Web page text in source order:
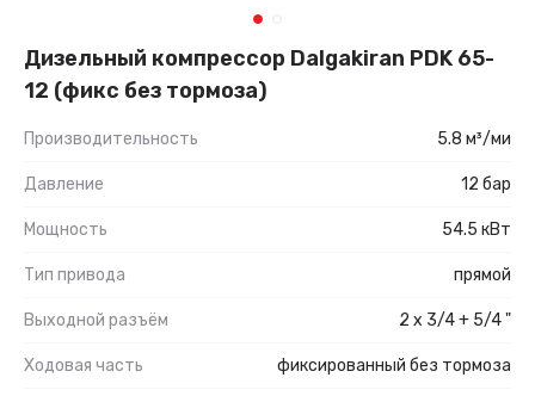
Дизельный компрессор Dalgakiran PDK 65-
12 (фикс без тормоза)
Производительность 5.8 м³/ми
Давление 12 бар
Мощность 54.5 кВт
Тип привода прямой
Выходной разъём 2 x 3/4 + 5/4 "
Ходовая часть фиксированный без тормоза